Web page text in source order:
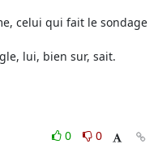
celui qui fait le sondage
lui, bien sur, sait.
0
0